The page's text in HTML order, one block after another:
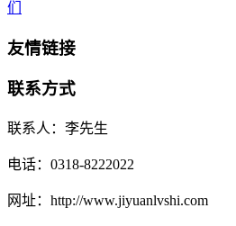
们
友情链接
联系方式
联系人：李先生
电话：0318-8222022
网址：http://www.jiyuanlvshi.com